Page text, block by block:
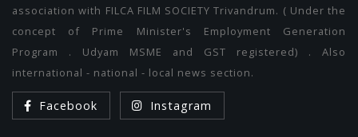
association with FILCA FILM SOCIETY Trivandrum. ( Under the
concept of Prime Minister's Employment Generation
Program . Udyam MSME and GST registered) . Also
international - national - local news section.
Facebook Instagram